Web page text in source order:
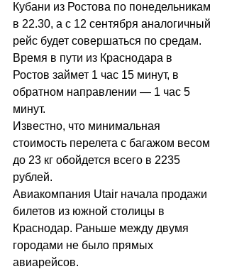
Кубани из Ростова по понедельникам
в 22.30, а с 12 сентября аналогичный
рейс будет совершаться по средам.
Время в пути из Краснодара в
Ростов займет 1 час 15 минут, в
обратном направлении — 1 час 5
минут.
Известно, что минимальная
стоимость перелета с багажом весом
до 23 кг обойдется всего в 2235
рублей.
Авиакомпания Utair начала продажи
билетов из южной столицы в
Краснодар. Раньше между двумя
городами не было прямых
авиарейсов.